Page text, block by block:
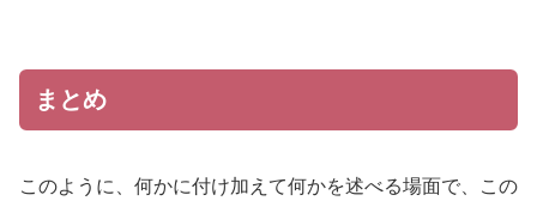
まとめ
このように、何かに付け加えて何かを述べる場面で、この